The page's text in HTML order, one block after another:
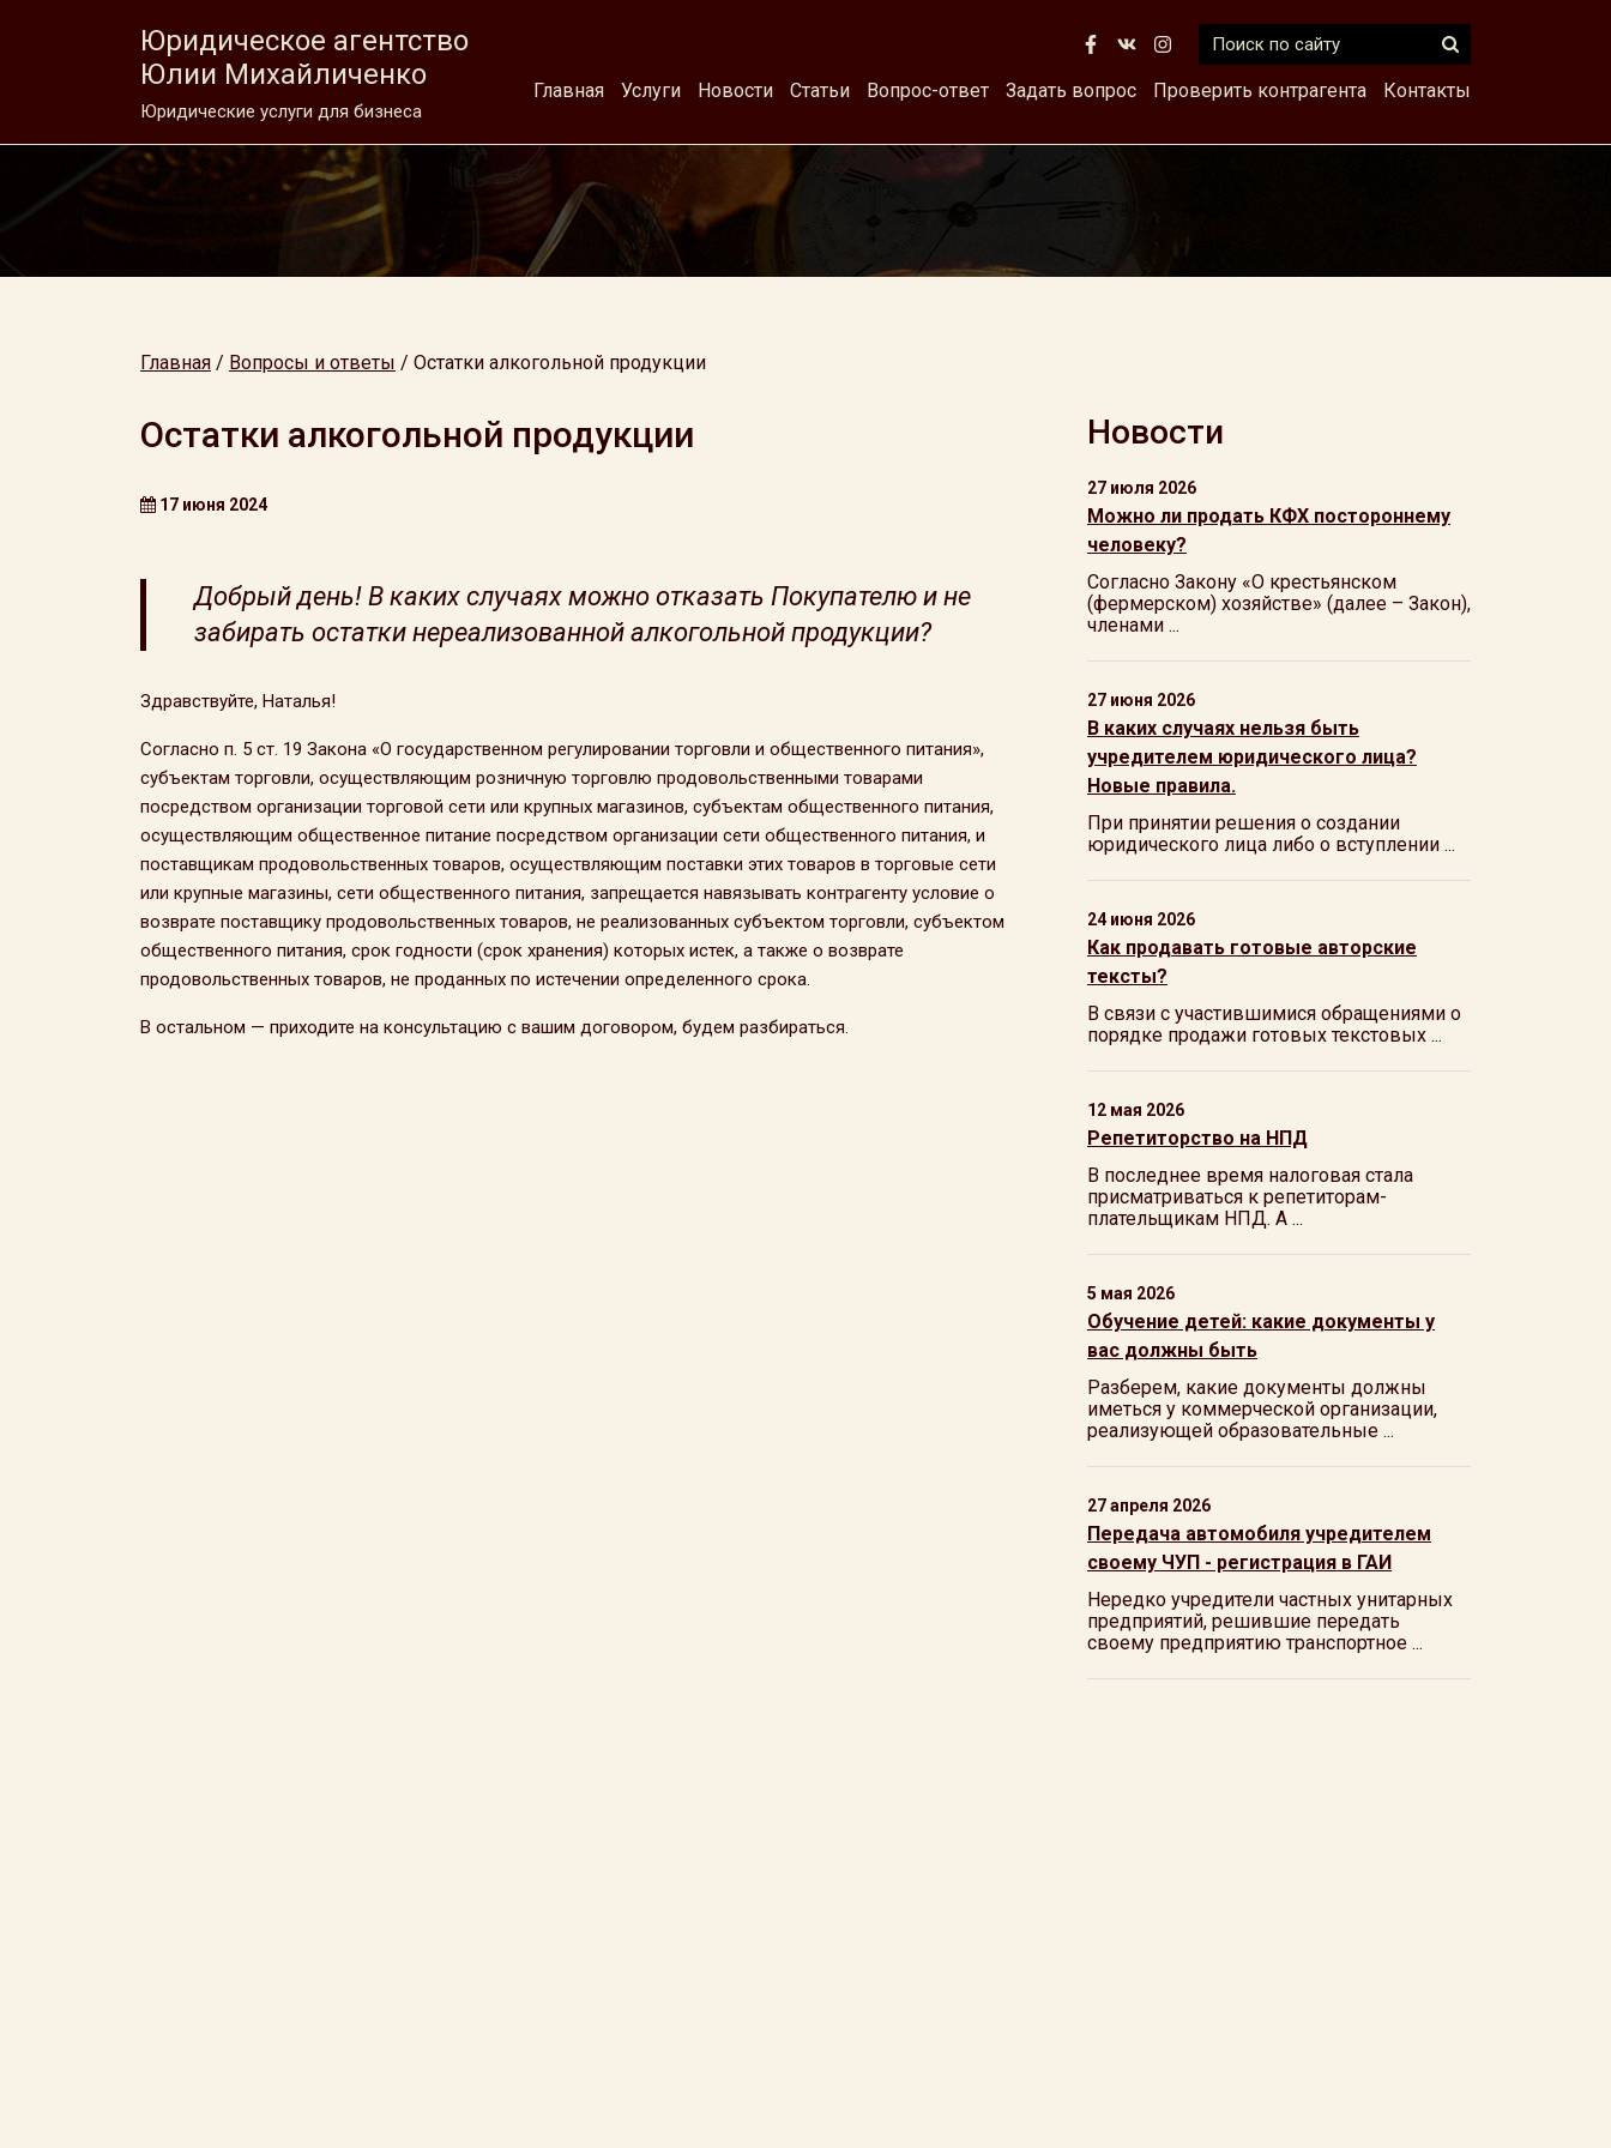
Юридическое агентство
Юлии Михайличенко
Юридические услуги для бизнеса
Главная Услуги Новости Статьи Вопрос-ответ Задать вопрос Проверить контрагента Контакты
Главная / Вопросы и ответы / Остатки алкогольной продукции
Остатки алкогольной продукции
17 июня 2024
Добрый день! В каких случаях можно отказать Покупателю и не
забирать остатки нереализованной алкогольной продукции?
Здравствуйте, Наталья!
Согласно п. 5 ст. 19 Закона «О государственном регулировании торговли и общественного питания»,
субъектам торговли, осуществляющим розничную торговлю продовольственными товарами
посредством организации торговой сети или крупных магазинов, субъектам общественного питания,
осуществляющим общественное питание посредством организации сети общественного питания, и
поставщикам продовольственных товаров, осуществляющим поставки этих товаров в торговые сети
или крупные магазины, сети общественного питания, запрещается навязывать контрагенту условие о
возврате поставщику продовольственных товаров, не реализованных субъектом торговли, субъектом
общественного питания, срок годности (срок хранения) которых истек, а также о возврате
продовольственных товаров, не проданных по истечении определенного срока.
В остальном — приходите на консультацию с вашим договором, будем разбираться.
Новости
27 июля 2026
Можно ли продать КФХ постороннему
человеку?
Согласно Закону «О крестьянском
(фермерском) хозяйстве» (далее – Закон),
членами ...
27 июня 2026
В каких случаях нельзя быть
учредителем юридического лица?
Новые правила.
При принятии решения о создании
юридического лица либо о вступлении ...
24 июня 2026
Как продавать готовые авторские
тексты?
В связи с участившимися обращениями о
порядке продажи готовых текстовых ...
12 мая 2026
Репетиторство на НПД
В последнее время налоговая стала
присматриваться к репетиторам-
плательщикам НПД. А ...
5 мая 2026
Обучение детей: какие документы у
вас должны быть
Разберем, какие документы должны
иметься у коммерческой организации,
реализующей образовательные ...
27 апреля 2026
Передача автомобиля учредителем
своему ЧУП - регистрация в ГАИ
Нередко учредители частных унитарных
предприятий, решившие передать
своему предприятию транспортное ...